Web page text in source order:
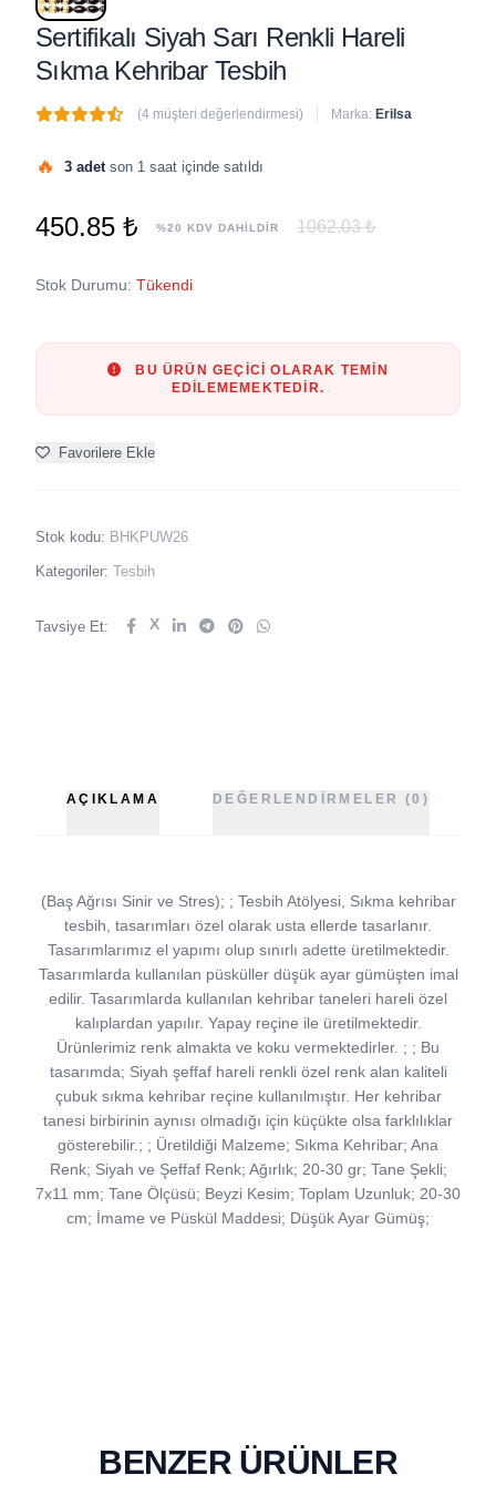
Sertifikalı Siyah Sarı Renkli Hareli
Sıkma Kehribar Tesbih
(4 müşteri değerlendirmesi) Marka: Erilsa
🔥 3 adet son 1 saat içinde satıldı
450.85 ₺ %20 KDV DAHİLDİR 1062.03 ₺
Stok Durumu: Tükendi
BU ÜRÜN GEÇICI OLARAK TEMIN
EDILEMEMEKTEDIR.
Favorilere Ekle
Stok kodu: BHKPUW26
Kategoriler: Tesbih
Tavsiye Et: X
AÇIKLAMA DEĞERLENDIRMELER (0)
(Baş Ağrısı Sinir ve Stres); ; Tesbih Atölyesi, Sıkma kehribar
tesbih, tasarımları özel olarak usta ellerde tasarlanır.
Tasarımlarımız el yapımı olup sınırlı adette üretilmektedir.
Tasarımlarda kullanılan püsküller düşük ayar gümüşten imal
edilir. Tasarımlarda kullanılan kehribar taneleri hareli özel
kalıplardan yapılır. Yapay reçine ile üretilmektedir.
Ürünlerimiz renk almakta ve koku vermektedirler. ; ; Bu
tasarımda; Siyah şeffaf hareli renkli özel renk alan kaliteli
çubuk sıkma kehribar reçine kullanılmıştır. Her kehribar
tanesi birbirinin aynısı olmadığı için küçükte olsa farklılıklar
gösterebilir.; ; Üretildiği Malzeme; Sıkma Kehribar; Ana
Renk; Siyah ve Şeffaf Renk; Ağırlık; 20-30 gr; Tane Şekli;
7x11 mm; Tane Ölçüsü; Beyzi Kesim; Toplam Uzunluk; 20-30
cm; İmame ve Püskül Maddesi; Düşük Ayar Gümüş;
BENZER ÜRÜNLER